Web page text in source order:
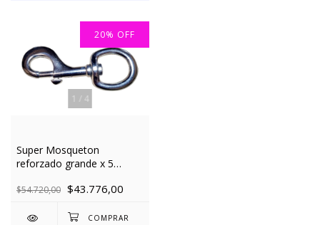
1 4
20% OFF
Super Mosqueton
reforzado grande x 5
$54.720,00 $43.776,00